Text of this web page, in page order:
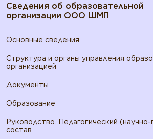
Сведения об образовательной
организации ООО ШМП
Основные сведения
Структура и органы управления
организацией
Документы
Образование
Руководство. Педагогический (научно-
состав